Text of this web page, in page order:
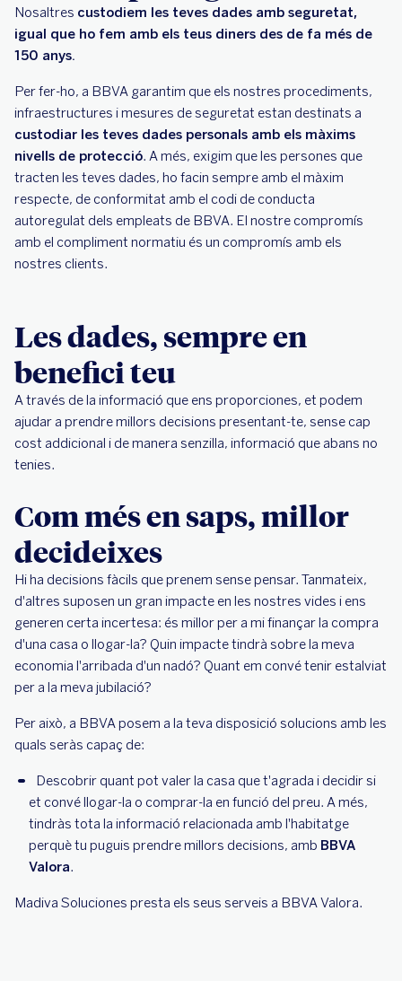
Nosaltres custodiem les teves dades amb seguretat,
igual que ho fem amb els teus diners des de fa més de
150 anys.
Per fer-ho, a BBVA garantim que els nostres procediments,
infraestructures i mesures de seguretat estan destinats a
custodiar les teves dades personals amb els màxims
nivells de protecció. A més, exigim que les persones que
tracten les teves dades, ho facin sempre amb el màxim
respecte, de conformitat amb el codi de conducta
autoregulat dels empleats de BBVA. El nostre compromís
amb el compliment normatiu és un compromís amb els
nostres clients.
Les dades, sempre en
benefici teu
A través de la informació que ens proporciones, et podem
ajudar a prendre millors decisions presentant-te, sense cap
cost addicional i de manera senzilla, informació que abans no
tenies.
Com més en saps, millor
decideixes
Hi ha decisions fàcils que prenem sense pensar. Tanmateix,
d'altres suposen un gran impacte en les nostres vides i ens
generen certa incertesa: és millor per a mi finançar la compra
d'una casa o llogar-la? Quin impacte tindrà sobre la meva
economia l'arribada d'un nadó? Quant em convé tenir estalviat
per a la meva jubilació?
Per això, a BBVA posem a la teva disposició solucions amb les
quals seràs capaç de:
Descobrir quant pot valer la casa que t'agrada i decidir si
et convé llogar-la o comprar-la en funció del preu. A més,
tindràs tota la informació relacionada amb l'habitatge
perquè tu puguis prendre millors decisions, amb BBVA
Valora.
Madiva Soluciones presta els seus serveis a BBVA Valora.